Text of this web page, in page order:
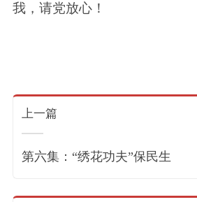
我，请党放心！
上一篇
第六集：“绣花功夫”保民生